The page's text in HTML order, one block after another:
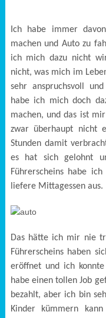
Ich habe immer
machen und Auto zu
ich mich dazu nicht
nicht, was mich im
sehr anspruchsvoll
habe ich mich doch
machen, und das ist
zwar überhaupt nicht
Stunden damit
es hat sich gelohnt
Führerscheins habe
liefere Mittagessen aus.
Das hätte ich mir nie
Führerscheins haben
eröffnet und ich
habe einen tollen Job
bezahlt, aber ich bin
Kinder kümmern